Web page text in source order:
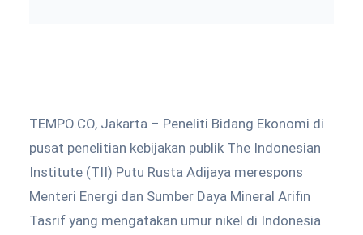
TEMPO.CO, Jakarta – Peneliti Bidang Ekonomi di
pusat penelitian kebijakan publik The Indonesian
Institute (TII) Putu Rusta Adijaya merespons
Menteri Energi dan Sumber Daya Mineral Arifin
Tasrif yang mengatakan umur nikel di Indonesia